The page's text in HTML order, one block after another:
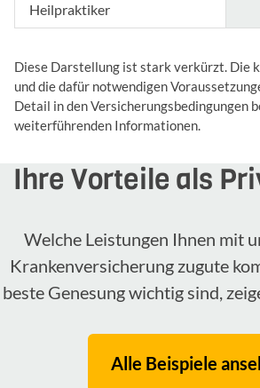
Heilpraktiker
Diese Darstellung ist stark verkürzt. Die
und die dafür notwendigen
Detail in den Versicherungsbedingungen
weiterführenden Informationen.
Ihre Vorteile als
Welche Leistungen Ihnen mit
Krankenversicherung zugute
beste Genesung wichtig sind,
Alle Beispiele